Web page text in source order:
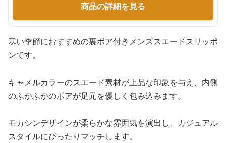
商品の詳細を見る
寒い季節におすすめの裏ボア付きメンズスエードスリッポ
ンです。
キャメルカラーのスエード素材が上品な印象を与え、内側
のふかふかのボアが足元を優しく包み込みます。
モカシンデザインが柔らかな雰囲気を演出し、カジュアル
スタイルにぴったりマッチします。